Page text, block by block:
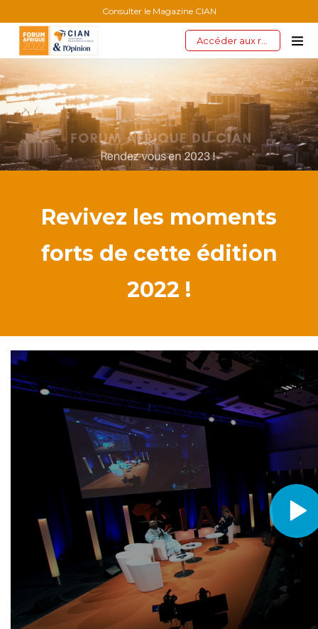
Consulter le Magazine CIAN
Revivez les moments
forts de cette édition
2022 !